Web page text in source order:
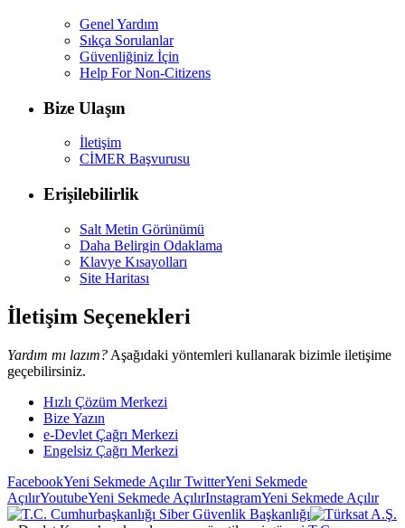
Genel Yardım
Sıkça Sorulanlar
Güvenliğiniz İçin
Help For Non-Citizens
Bize Ulaşın
İletişim
CİMER Başvurusu
Erişilebilirlik
Salt Metin Görünümü
Daha Belirgin Odaklama
Klavye Kısayolları
Site Haritası
İletişim Seçenekleri
Yardım mı lazım? Aşağıdaki yöntemleri kullanarak bizimle iletişime
geçebilirsiniz.
Hızlı Çözüm Merkezi
Bize Yazın
e-Devlet Çağrı Merkezi
Engelsiz Çağrı Merkezi
FacebookYeni Sekmede AçılırTwitterYeni Sekmede
AçılırYoutubeYeni Sekmede AçılırInstagramYeni Sekmede Açılır